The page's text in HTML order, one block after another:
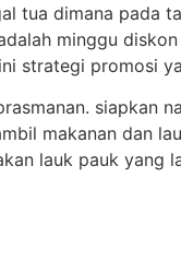
tua dimana pada
minggu
strategi promosi
siapkan
makanan dan
lauk pauk yang